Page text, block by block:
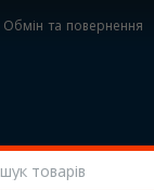
Обмін та повернення